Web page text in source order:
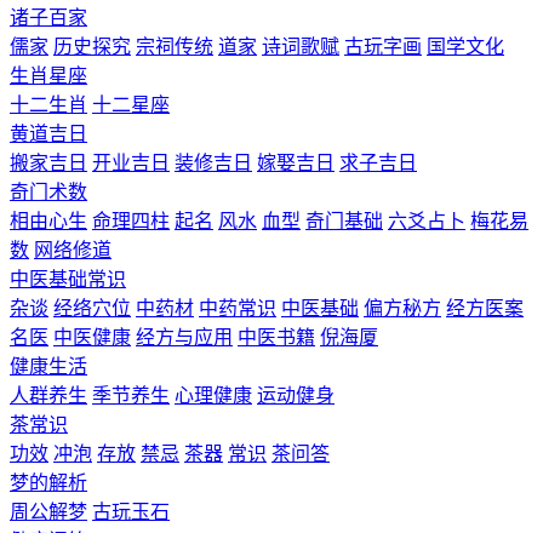
诸子百家
儒家 历史探究 宗祠传统 道家 诗词歌赋 古玩字画 国学文化
生肖星座
十二生肖 十二星座
黄道吉日
搬家吉日 开业吉日 装修吉日 嫁娶吉日 求子吉日
奇门术数
相由心生 命理四柱 起名 风水 血型 奇门基础 六爻占卜 梅花易
数 网络修道
中医基础常识
杂谈 经络穴位 中药材 中药常识 中医基础 偏方秘方 经方医案
名医 中医健康 经方与应用 中医书籍 倪海厦
健康生活
人群养生 季节养生 心理健康 运动健身
茶常识
功效 冲泡 存放 禁忌 茶器 常识 茶问答
梦的解析
周公解梦 古玩玉石